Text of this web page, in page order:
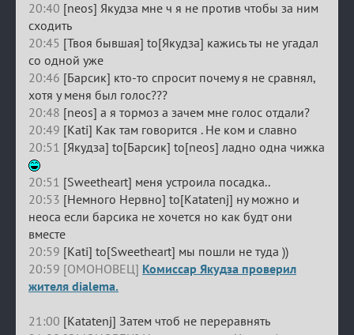
20:40 [neos] Якудза мне ч я не против чтобы за ним
сходить
20:45 [Твоя бывшая] to[Якудза] кажись ты не угадал
со одной уже
20:46 [Барсик] кто-то спросит почему я не сравнял,
хотя у меня был голос???
20:48 [neos] а я тормоз а зачем мне голос отдали?
20:49 [Kati] Как там говорится . Не ком и славно
20:51 [Якудза] to[Барсик] to[neos] ладно одна чижка
20:51 [Sweetheart] меня устроила посадка..
20:53 [Немного Нервно] to[Katatenj] ну можно и
неоса если барсика не хочется но как будт они
вместе
20:59 [Kati] to[Sweetheart] мы пошли не туда ))
20:59 [ОМОНОВЕЦ] Комиссар Якудза проверил
жителя dialema.
21:00 [Katatenj] Затем чтоб не переравнять